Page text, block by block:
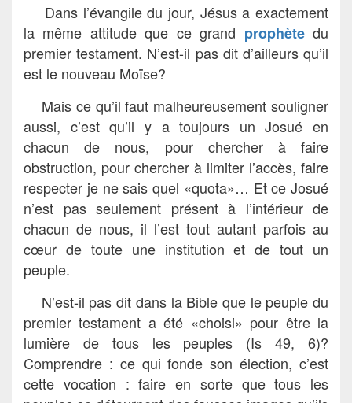
Dans l’évangile du jour, Jésus a exactement
la même attitude que ce grand prophètedu
premier testament. N’est-il pas dit d’ailleurs qu’il
est le nouveau Moïse?
Mais ce qu’il faut malheureusement souligner
aussi, c’est qu’il y a toujours un Josué en
chacun de nous, pour chercher à faire
obstruction, pour chercher à limiter l’accès, faire
respecter je ne sais quel «quota»… Et ce Josué
n’est pas seulement présent à l’intérieur de
chacun de nous, il l’est tout autant parfois au
cœur de toute une institution et de tout un
peuple.
N’est-il pas dit dans la Bible que le peuple du
premier testament a été «choisi» pour être la
lumière de tous les peuples (Is 49, 6)?
Comprendre : ce qui fonde son élection, c’est
cette vocation : faire en sorte que tous les